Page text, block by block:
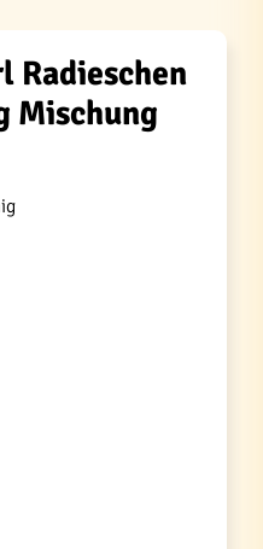
Radieschen
Mischung